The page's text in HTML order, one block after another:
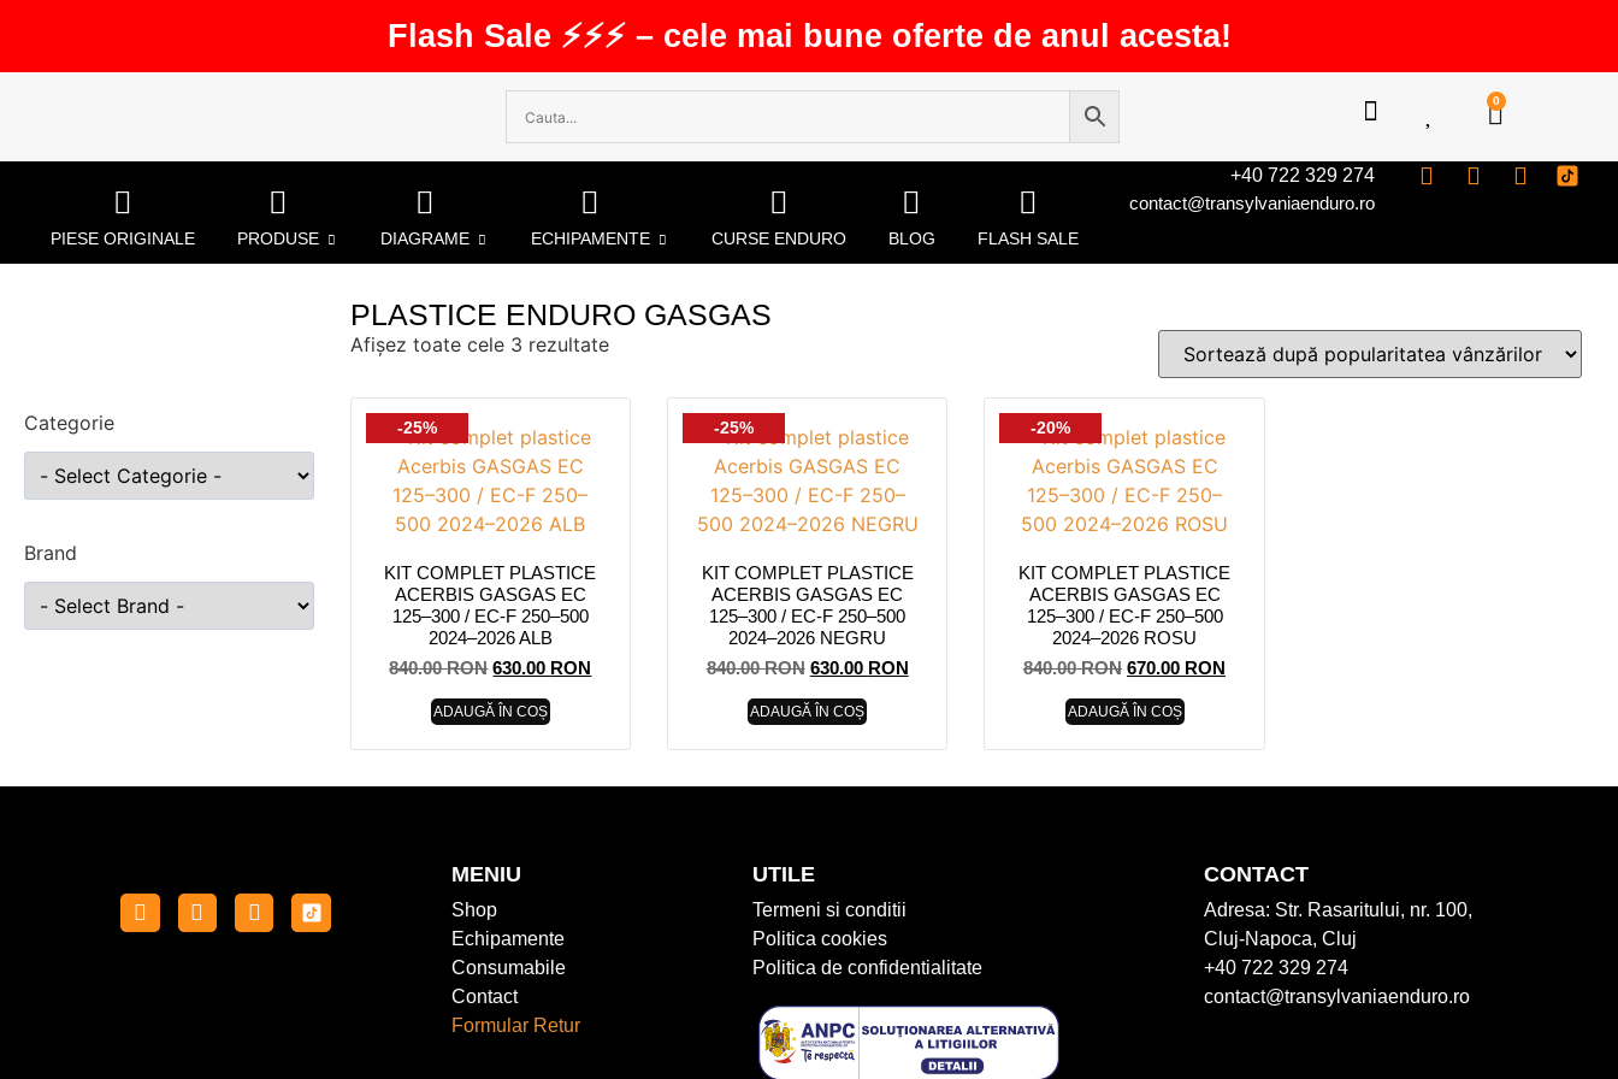
Flash Sale ⚡⚡⚡ – cele mai bune oferte de anul acesta!
0
PIESE ORIGINALE PRODUSE DIAGRAME ECHIPAMENTE CURSE ENDURO BLOG FLASH SALE
+40 722 329 274
contact@transylvaniaenduro.ro
Categorie
Brand
PLASTICE ENDURO GASGAS
Afișez toate cele 3 rezultate
-25%
KIT COMPLET PLASTICE
ACERBIS GASGAS EC
125–300 / EC-F 250–500
2024–2026 ALB
840.00RON 630.00 RON
ADAUGĂ ÎN COȘ
-25%
KIT COMPLET PLASTICE
ACERBIS GASGAS EC
125–300 / EC-F 250–500
2024–2026 NEGRU
840.00RON 630.00 RON
ADAUGĂ ÎN COȘ
-20%
KIT COMPLET PLASTICE
ACERBIS GASGAS EC
125–300 / EC-F 250–500
2024–2026 ROSU
840.00RON 670.00 RON
ADAUGĂ ÎN COȘ
MENIU
Shop
Echipamente
Consumabile
Contact
Formular Retur
UTILE
Termeni si conditii
Politica cookies
Politica de confidentialitate
CONTACT
Adresa: Str. Rasaritului, nr. 100,
Cluj-Napoca, Cluj
+40 722 329 274
contact@transylvaniaenduro.ro